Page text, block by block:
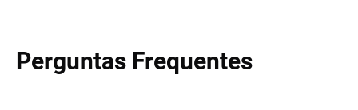
Perguntas Frequentes